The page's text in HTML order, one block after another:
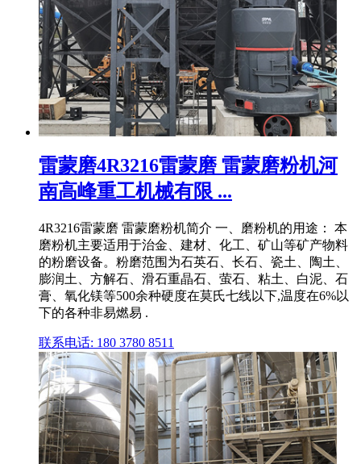
雷蒙磨4R3216雷蒙磨 雷蒙磨粉机河
南高峰重工机械有限 ...
4R3216雷蒙磨 雷蒙磨粉机简介 一、磨粉机的用途： 本
磨粉机主要适用于治金、建材、化工、矿山等矿产物料
的粉磨设备。粉磨范围为石英石、长石、瓷土、陶土、
膨润土、方解石、滑石重晶石、萤石、粘土、白泥、石
膏、氧化镁等500余种硬度在莫氏七线以下,温度在6%以
下的各种非易燃易 .
联系电话: 180 3780 8511